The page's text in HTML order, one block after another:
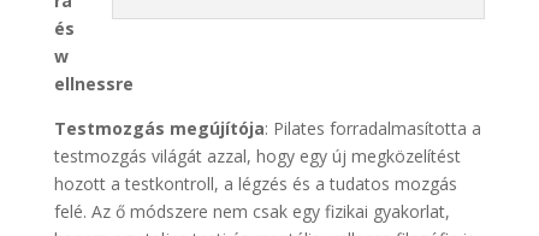
és
w
ellnessre
Testmozgás megújítója: Pilates forradalmasította a
testmozgás világát azzal, hogy egy új megközelítést
hozott a testkontroll, a légzés és a tudatos mozgás
felé. Az ő módszere nem csak egy fizikai gyakorlat,